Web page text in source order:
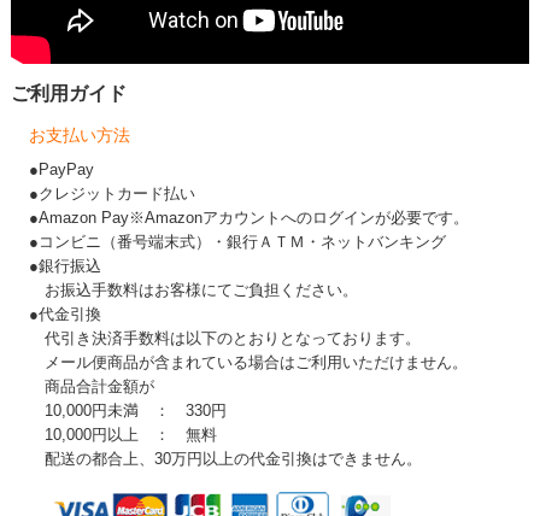
ご利用ガイド
お支払い方法
●PayPay
●クレジットカード払い
●Amazon Pay※Amazonアカウントへのログインが必要です。
●コンビニ（番号端末式）・銀行ＡＴＭ・ネットバンキング
●銀行振込
お振込手数料はお客様にてご負担ください。
●代金引換
代引き決済手数料は以下のとおりとなっております。
メール便商品が含まれている場合はご利用いただけません。
商品合計金額が
10,000円未満 ： 330円
10,000円以上 ： 無料
配送の都合上、30万円以上の代金引換はできません。